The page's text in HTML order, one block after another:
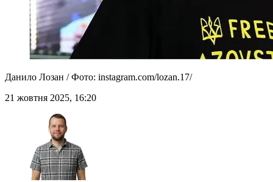
Данило Лозан / Фото: instagram.com/lozan.17/
21 жовтня 2025, 16:20